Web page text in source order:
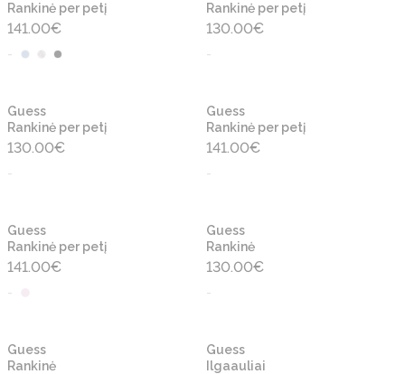
Rankinė per petį
141.00€
-
Rankinė per petį
130.00€
-
Guess
Rankinė per petį
130.00€
-
Guess
Rankinė per petį
141.00€
-
Guess
Rankinė per petį
141.00€
-
Guess
Rankinė
130.00€
-
Guess
Rankinė
Guess
Ilgaauliai